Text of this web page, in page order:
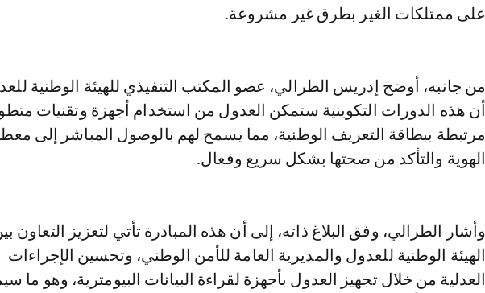
على ممتلكات الغير بطرق غير مشروعة.
من جانبه، أوضح إدريس الطرالي، عضو المكتب التنفيذي للهيئة الوطنية
أن هذه الدورات التكوينية ستمكن العدول من استخدام أجهزة وتقنيات
مرتبطة ببطاقة التعريف الوطنية، مما يسمح لهم بالوصول المباشر إلى
الهوية والتأكد من صحتها بشكل سريع وفعال.
وأشار الطرالي، وفق البلاغ ذاته، إلى أن هذه المبادرة تأتي لتعزيز التعاون
الهيئة الوطنية للعدول والمديرية العامة للأمن الوطني، وتحسين الإجراءات
العدلية من خلال تجهيز العدول بأجهزة لقراءة البيانات البيومترية، وهو ما